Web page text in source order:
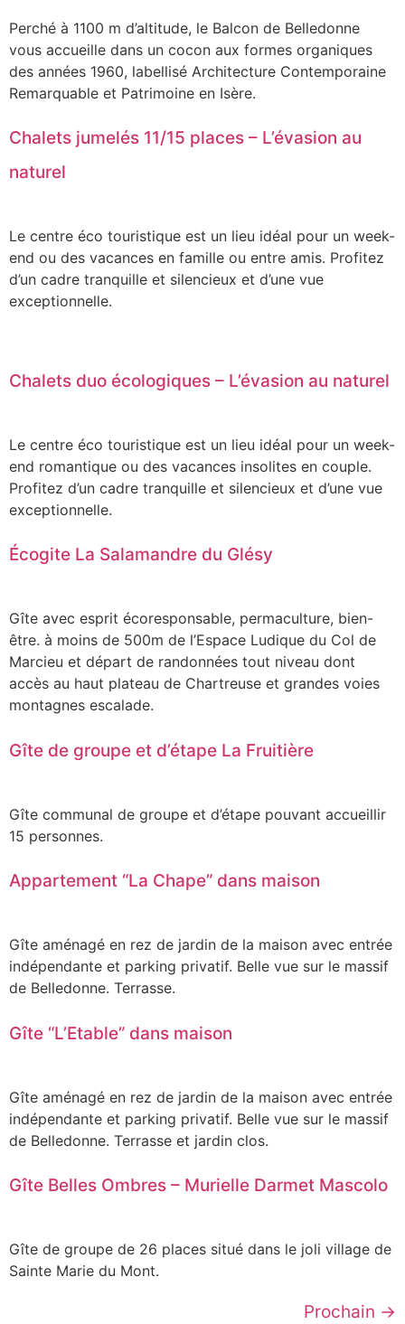
Perché à 1100 m d’altitude, le Balcon de Belledonne
vous accueille dans un cocon aux formes organiques
des années 1960, labellisé Architecture Contemporaine
Remarquable et Patrimoine en Isère.
Chalets jumelés 11/15 places – L’évasion au
naturel
Le centre éco touristique est un lieu idéal pour un week-
end ou des vacances en famille ou entre amis. Profitez
d’un cadre tranquille et silencieux et d’une vue
exceptionnelle.
Chalets duo écologiques – L’évasion au naturel
Le centre éco touristique est un lieu idéal pour un week-
end romantique ou des vacances insolites en couple.
Profitez d’un cadre tranquille et silencieux et d’une vue
exceptionnelle.
Écogite La Salamandre du Glésy
Gîte avec esprit écoresponsable, permaculture, bien-
être. à moins de 500m de l’Espace Ludique du Col de
Marcieu et départ de randonnées tout niveau dont
accès au haut plateau de Chartreuse et grandes voies
montagnes escalade.
Gîte de groupe et d’étape La Fruitière
Gîte communal de groupe et d’étape pouvant accueillir
15 personnes.
Appartement “La Chape” dans maison
Gîte aménagé en rez de jardin de la maison avec entrée
indépendante et parking privatif. Belle vue sur le massif
de Belledonne. Terrasse.
Gîte “L’Etable” dans maison
Gîte aménagé en rez de jardin de la maison avec entrée
indépendante et parking privatif. Belle vue sur le massif
de Belledonne. Terrasse et jardin clos.
Gîte Belles Ombres – Murielle Darmet Mascolo
Gîte de groupe de 26 places situé dans le joli village de
Sainte Marie du Mont.
Prochain →